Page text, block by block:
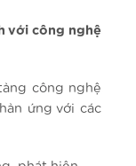
với công nghệ
công nghệ
ứng với các